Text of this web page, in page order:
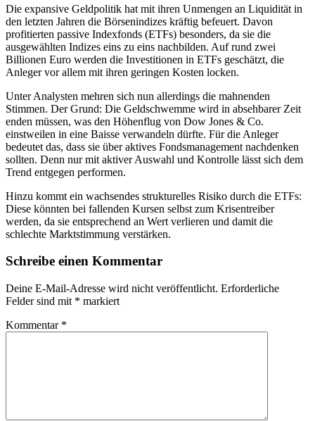
Die expansive Geldpolitik hat mit ihren Unmengen an Liquidität in
den letzten Jahren die Börsenindizes kräftig befeuert. Davon
profitierten passive Indexfonds (ETFs) besonders, da sie die
ausgewählten Indizes eins zu eins nachbilden. Auf rund zwei
Billionen Euro werden die Investitionen in ETFs geschätzt, die
Anleger vor allem mit ihren geringen Kosten locken.
Unter Analysten mehren sich nun allerdings die mahnenden
Stimmen. Der Grund: Die Geldschwemme wird in absehbarer Zeit
enden müssen, was den Höhenflug von Dow Jones & Co.
einstweilen in eine Baisse verwandeln dürfte. Für die Anleger
bedeutet das, dass sie über aktives Fondsmanagement nachdenken
sollten. Denn nur mit aktiver Auswahl und Kontrolle lässt sich dem
Trend entgegen performen.
Hinzu kommt ein wachsendes strukturelles Risiko durch die ETFs:
Diese könnten bei fallenden Kursen selbst zum Krisentreiber
werden, da sie entsprechend an Wert verlieren und damit die
schlechte Marktstimmung verstärken.
Schreibe einen Kommentar
Deine E-Mail-Adresse wird nicht veröffentlicht. Erforderliche
Felder sind mit * markiert
Kommentar *